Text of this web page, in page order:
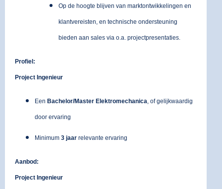
Op de hoogte blijven van marktontwikkelingen en
klantvereisten, en technische ondersteuning
bieden aan sales via o.a. projectpresentaties.
Profiel:
Project Ingenieur
Een Bachelor/Master Elektromechanica , of gelijkwaardig
door ervaring
Minimum 3 jaar relevante ervaring
Aanbod:
Project Ingenieur